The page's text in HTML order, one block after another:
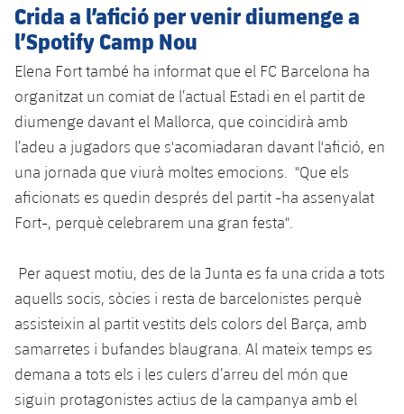
Crida a l’afició per venir diumenge a
l’Spotify Camp Nou
Elena Fort també ha informat que el FC Barcelona ha
organitzat un comiat de l’actual Estadi en el partit de
diumenge davant el Mallorca, que coincidirà amb
l’adeu a jugadors que s'acomiadaran davant l'afició, en
una jornada que viurà moltes emocions. "Que els
aficionats es quedin després del partit -ha assenyalat
Fort-, perquè celebrarem una gran festa".
Per aquest motiu, des de la Junta es fa una crida a tots
aquells socis, sòcies i resta de barcelonistes perquè
assisteixin al partit vestits dels colors del Barça, amb
samarretes i bufandes blaugrana. Al mateix temps es
demana a tots els i les culers d’arreu del món que
siguin protagonistes actius de la campanya amb el